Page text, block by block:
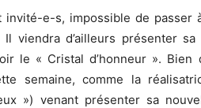
e-s, impossible de passer
Il viendra d’ailleurs présenter
le « Cristal d’honneur ». Bien
semaine, comme la
») venant présenter sa